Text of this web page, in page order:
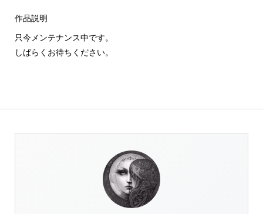
作品説明
只今メンテナンス中です。
しばらくお待ちください。